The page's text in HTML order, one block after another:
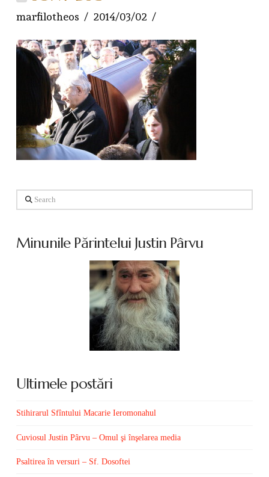
marfilotheos 2014/03/02
Search
Minunile Părintelui Justin Pârvu
Ultimele postări
Stihirarul Sfîntului Macarie Ieromonahul
Cuviosul Justin Pârvu – Omul şi înşelarea media
Psaltirea în versuri – Sf. Dosoftei